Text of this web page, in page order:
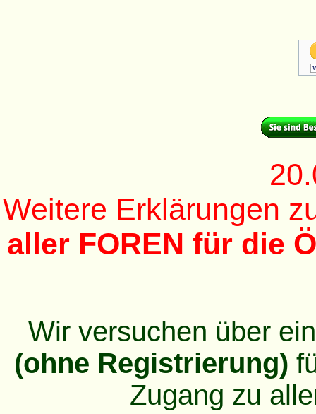
Weitere Erklärungen
aller FOREN für die
Wir versuchen über
(ohne Registrierung)
Zugang zu